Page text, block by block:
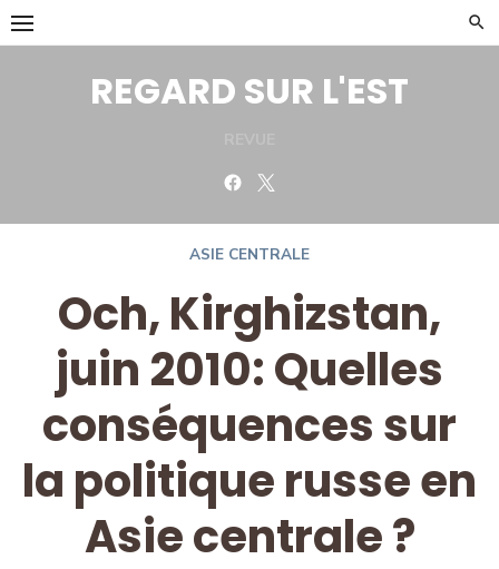
Skip
to
REGARD SUR L'EST
Facebook
ASIE CENTRALE
Och, Kirghizstan,
juin 2010: Quelles
conséquences sur
la politique russe en
Asie centrale ?